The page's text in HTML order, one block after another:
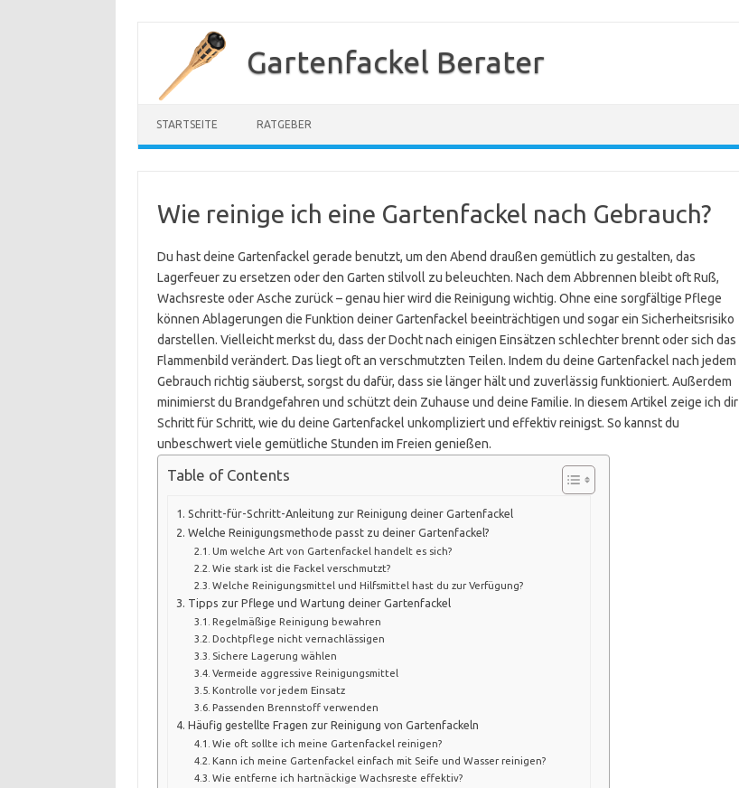
Gartenfackel Berater
STARTSEITE RATGEBER
Wie reinige ich eine Gartenfackel nach Gebrauch?
Du hast deine Gartenfackel gerade benutzt, um den Abend draußen gemütlich zu gestalten, das
Lagerfeuer zu ersetzen oder den Garten stilvoll zu beleuchten. Nach dem Abbrennen bleibt oft Ruß,
Wachsreste oder Asche zurück – genau hier wird die Reinigung wichtig. Ohne eine sorgfältige Pflege
können Ablagerungen die Funktion deiner Gartenfackel beeinträchtigen und sogar ein Sicherheitsrisiko
darstellen. Vielleicht merkst du, dass der Docht nach einigen Einsätzen schlechter brennt oder sich das
Flammenbild verändert. Das liegt oft an verschmutzten Teilen. Indem du deine Gartenfackel nach jedem
Gebrauch richtig säuberst, sorgst du dafür, dass sie länger hält und zuverlässig funktioniert. Außerdem
minimierst du Brandgefahren und schützt dein Zuhause und deine Familie. In diesem Artikel zeige ich dir
Schritt für Schritt, wie du deine Gartenfackel unkompliziert und effektiv reinigst. So kannst du
unbeschwert viele gemütliche Stunden im Freien genießen.
Table of Contents
Schritt-für-Schritt-Anleitung zur Reinigung deiner Gartenfackel
Welche Reinigungsmethode passt zu deiner Gartenfackel?
Um welche Art von Gartenfackel handelt es sich?
Wie stark ist die Fackel verschmutzt?
Welche Reinigungsmittel und Hilfsmittel hast du zur Verfügung?
Tipps zur Pflege und Wartung deiner Gartenfackel
Regelmäßige Reinigung bewahren
Dochtpflege nicht vernachlässigen
Sichere Lagerung wählen
Vermeide aggressive Reinigungsmittel
Kontrolle vor jedem Einsatz
Passenden Brennstoff verwenden
Häufig gestellte Fragen zur Reinigung von Gartenfackeln
Wie oft sollte ich meine Gartenfackel reinigen?
Kann ich meine Gartenfackel einfach mit Seife und Wasser reinigen?
Wie entferne ich hartnäckige Wachsreste effektiv?